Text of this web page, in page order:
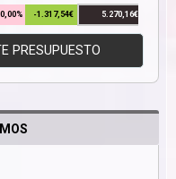
-1.317,54€ 5.270,16€
PRESUPUESTO